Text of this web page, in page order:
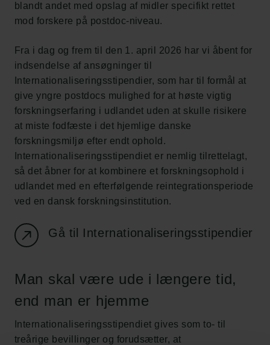
blandt andet med opslag af midler specifikt rettet
mod forskere på postdoc-niveau.
Fra i dag og frem til den 1. april 2026 har vi åbent for
indsendelse af ansøgninger til
Internationaliseringsstipendier, som har til formål at
give yngre postdocs mulighed for at høste vigtig
forskningserfaring i udlandet uden at skulle risikere
at miste fodfæste i det hjemlige danske
forskningsmiljø efter endt ophold.
Internationaliseringsstipendiet er nemlig tilrettelagt,
så det åbner for at kombinere et forskningsophold i
udlandet med en efterfølgende reintegrationsperiode
ved en dansk forskningsinstitution.
Gå til Internationaliseringsstipendier
Man skal være ude i længere tid,
end man er hjemme
Internationaliseringsstipendiet gives som to- til
treårige bevillinger og forudsætter, at